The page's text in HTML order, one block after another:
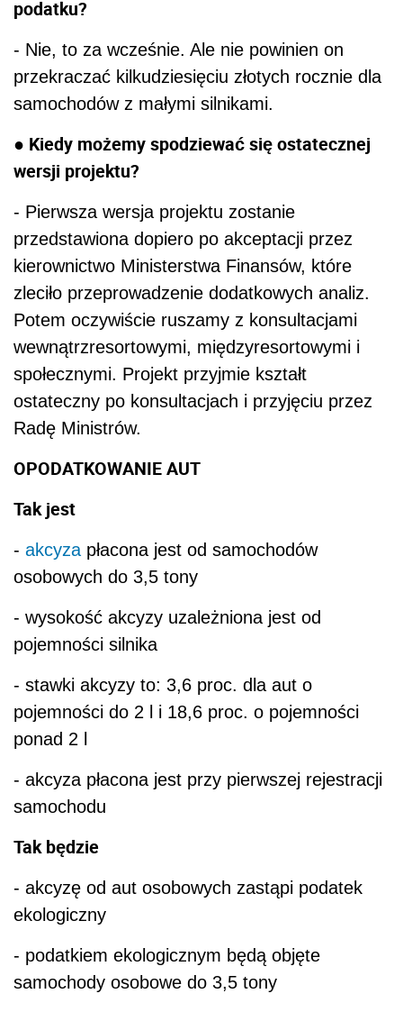
podatku?
- Nie, to za wcześnie. Ale nie powinien on
przekraczać kilkudziesięciu złotych rocznie dla
samochodów z małymi silnikami.
● Kiedy możemy spodziewać się ostatecznej
wersji projektu?
- Pierwsza wersja projektu zostanie
przedstawiona dopiero po akceptacji przez
kierownictwo Ministerstwa Finansów, które
zleciło przeprowadzenie dodatkowych analiz.
Potem oczywiście ruszamy z konsultacjami
wewnątrzresortowymi, międzyresortowymi i
społecznymi. Projekt przyjmie kształt
ostateczny po konsultacjach i przyjęciu przez
Radę Ministrów.
OPODATKOWANIE AUT
Tak jest
- akcyzapłacona jest od samochodów
osobowych do 3,5 tony
- wysokość akcyzy uzależniona jest od
pojemności silnika
- stawki akcyzy to: 3,6 proc. dla aut o
pojemności do 2 l i 18,6 proc. o pojemności
ponad 2 l
- akcyza płacona jest przy pierwszej rejestracji
samochodu
Tak będzie
- akcyzę od aut osobowych zastąpi podatek
ekologiczny
- podatkiem ekologicznym będą objęte
samochody osobowe do 3,5 tony